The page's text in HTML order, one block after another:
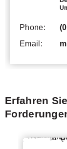
Phone:
Email:
Erfahren